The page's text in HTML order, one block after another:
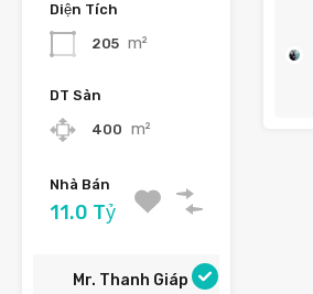
Diện Tích
205 m²
DT Sàn
400 m²
Nhà Bán
11.0 Tỷ
Mr. Thanh Giáp